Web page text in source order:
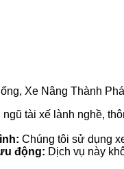
Xe Nâng Thành
tài xế lành nghề,
Chúng tôi sử dụng
động: Dịch vụ này